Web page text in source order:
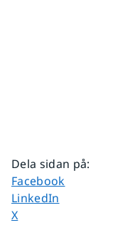
Dela sidan på:
Dela sidan på
Facebook
Dela sidan på
LinkedIn
Dela sidan på
X